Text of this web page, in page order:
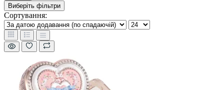
Виберіть фільтри
Сортування: